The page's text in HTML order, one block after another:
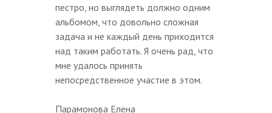
пестро, но выглядеть должно одним
альбомом, что довольно сложная
задача и не каждый день приходится
над таким работать. Я очень рад, что
мне удалось принять
непосредственное участие в этом.
Парамонова Елена